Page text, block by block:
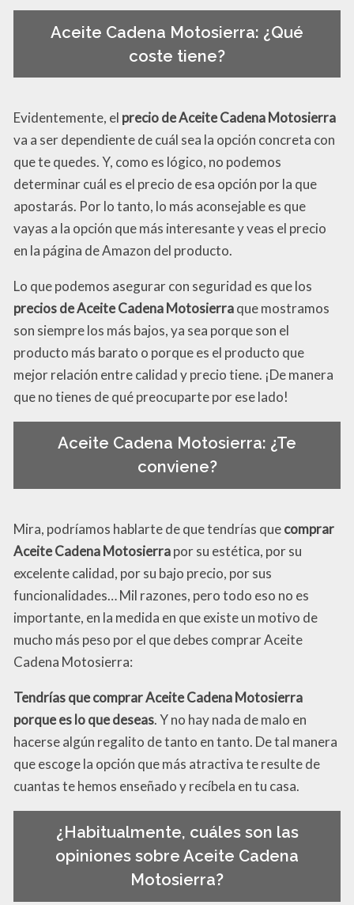
Aceite Cadena Motosierra: ¿Qué
coste tiene?
Evidentemente, el precio de Aceite Cadena Motosierra
va a ser dependiente de cuál sea la opción concreta con
que te quedes. Y, como es lógico, no podemos
determinar cuál es el precio de esa opción por la que
apostarás. Por lo tanto, lo más aconsejable es que
vayas a la opción que más interesante y veas el precio
en la página de Amazon del producto.
Lo que podemos asegurar con seguridad es que los
precios de Aceite Cadena Motosierraque mostramos
son siempre los más bajos, ya sea porque son el
producto más barato o porque es el producto que
mejor relación entre calidad y precio tiene. ¡De manera
que no tienes de qué preocuparte por ese lado!
Aceite Cadena Motosierra: ¿Te
conviene?
Mira, podríamos hablarte de que tendrías quecomprar
Aceite Cadena Motosierrapor su estética, por su
excelente calidad, por su bajo precio, por sus
funcionalidades… Mil razones, pero todo eso no es
importante, en la medida en que existe un motivo de
mucho más peso por el que debes comprar Aceite
Cadena Motosierra:
Tendrías que comprar Aceite Cadena Motosierra
porque es lo que deseas. Y no hay nada de malo en
hacerse algún regalito de tanto en tanto. De tal manera
que escoge la opción que más atractiva te resulte de
cuantas te hemos enseñado y recíbela en tu casa.
¿Habitualmente, cuáles son las
opiniones sobre Aceite Cadena
Motosierra?